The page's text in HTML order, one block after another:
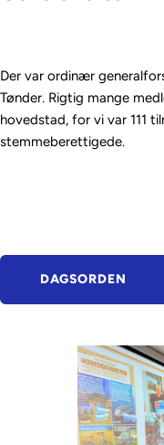
Der var ordinær
Tønder. Rigtig mange
hovedstad, for vi var 111
stemmeberettigede.
DAGSORDEN